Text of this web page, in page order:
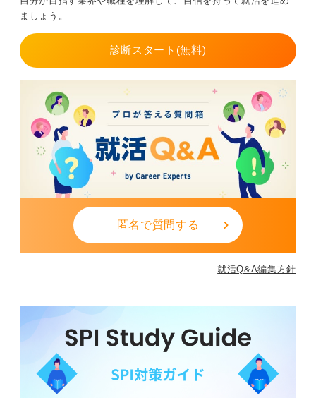
社部門への道も豊富に用意されています。
られる人にとって、長期的に大きく報われる仕事です。
0
ましょう。
診断スタート(無料)
匿名で質問する
就活Q&A編集方針